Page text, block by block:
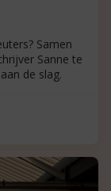
Samen
Sanne te
de slag.